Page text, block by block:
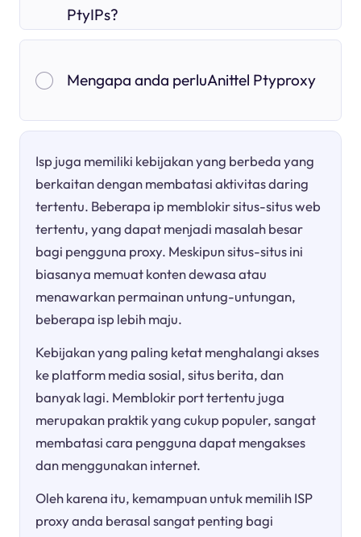
PtyIPs?
Mengapa anda perluAnittel Ptyproxy
Isp juga memiliki kebijakan yang berbeda yang
berkaitan dengan membatasi aktivitas daring
tertentu. Beberapa ip memblokir situs-situs web
tertentu, yang dapat menjadi masalah besar
bagi pengguna proxy. Meskipun situs-situs ini
biasanya memuat konten dewasa atau
menawarkan permainan untung-untungan,
beberapa isp lebih maju.
Kebijakan yang paling ketat menghalangi akses
ke platform media sosial, situs berita, dan
banyak lagi. Memblokir port tertentu juga
merupakan praktik yang cukup populer, sangat
membatasi cara pengguna dapat mengakses
dan menggunakan internet.
Oleh karena itu, kemampuan untuk memilih ISP
proxy anda berasal sangat penting bagi